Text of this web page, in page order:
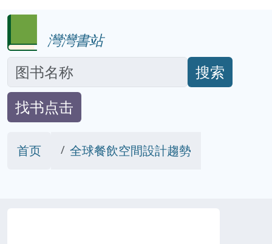
灣灣書站
搜索
找书点击
首页 全球餐飲空間設計趨勢